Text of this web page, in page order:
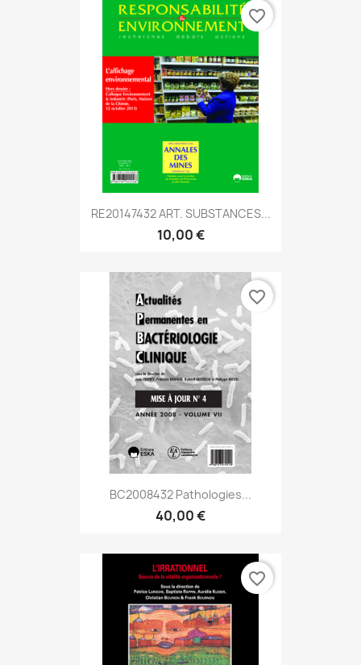
RE20147432 ART. SUBSTANCES...
10,00 €
favorite_border
BC2008432 Pathologies...
40,00 €
favorite_border
favorite_border